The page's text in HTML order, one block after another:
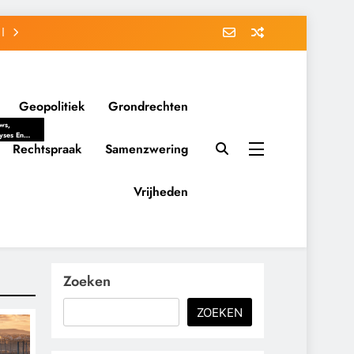
Geopolitiek Grondrechten
En
Politieke
Belangen
Rechtspraak Samenzwering
Vrijheden
Zoeken
ZOEKEN